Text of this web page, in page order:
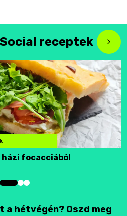
receptek
focacciából
hétvégén? Oszd meg